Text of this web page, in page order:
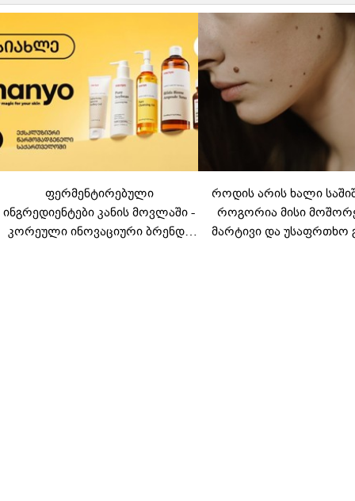
ფერმენტირებული
ინგრედიენტები კანის მოვლაში -
კორეული ინოვაციური ბრენდი
როდის არის ხალი
როგორია მისი
მარტივი და უსაფრთხო